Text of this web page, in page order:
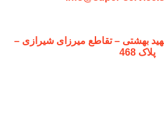
بهشتی – تقاطع میرزای شیرازی –
پلاک 468